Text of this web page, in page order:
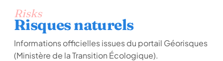
Risks
Risques naturels
Informations officielles issues du portail Géorisques
(Ministère de la Transition Écologique).